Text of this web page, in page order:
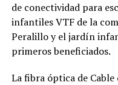
de conectividad para
infantiles VTF de la
Peralillo y el jardín
primeros beneficiados.
La fibra óptica de